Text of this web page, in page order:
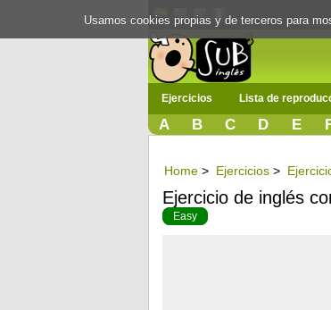
Ejercicios Lista de
A B C D E
Home > Ejercicios >
Ejercicio de inglés
Easy
Usamos cookies propias y de terceros para